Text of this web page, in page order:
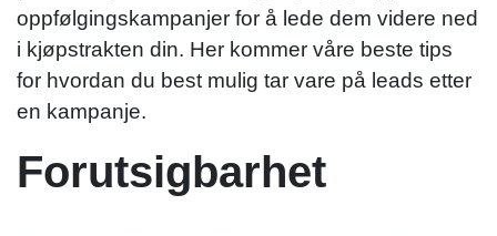
oppfølgingskampanjer for å lede dem videre ned
i kjøpstrakten din. Her kommer våre beste tips
for hvordan du best mulig tar vare på leads etter
en kampanje.
Forutsigbarhet